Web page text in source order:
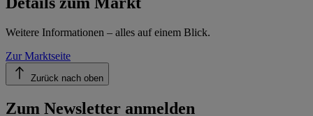
Weitere Informationen – alles auf einem Blick.
Zur Marktseite
Zurück nach oben
Zum Newsletter anmelden